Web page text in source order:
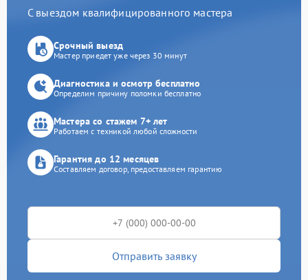
С выездом квалифицированного мастера
Срочный выезд
Мастер приедет уже через 30 минут
Диагностика и осмотр бесплатно
Определим причину поломки бесплатно
Мастера со стажем 7+ лет
Работаем с техникой любой сложности
Гарантия до 12 месяцев
Составляем договор, предоставляем гарантию
Отправить заявку